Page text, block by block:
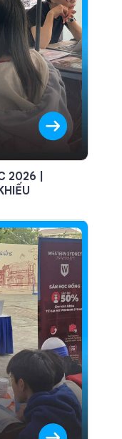
2026 |